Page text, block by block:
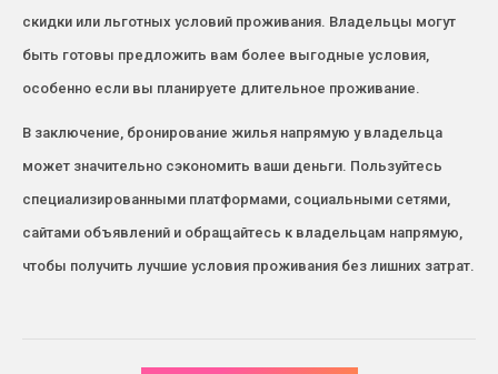
скидки или льготных условий проживания. Владельцы могут
быть готовы предложить вам более выгодные условия,
особенно если вы планируете длительное проживание.
В заключение, бронирование жилья напрямую у владельца
может значительно сэкономить ваши деньги. Пользуйтесь
специализированными платформами, социальными сетями,
сайтами объявлений и обращайтесь к владельцам напрямую,
чтобы получить лучшие условия проживания без лишних затрат.